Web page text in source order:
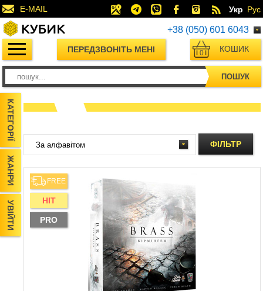
E-MAIL Укр Рус
+38 (050) 601 6043
ПЕРЕДЗВОНІТЬ МЕНІ КОШИК
0
ПОШУК
КАТЕГОРІЇ
ЖАНРИ
УВІЙТИ
ФІЛЬТР
FREE
HIT
PRO